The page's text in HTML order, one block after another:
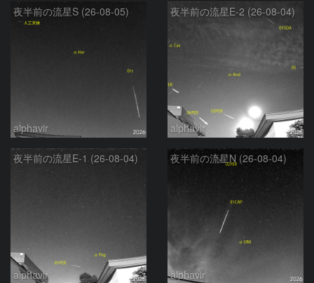
夜半前の流星S (26-08-05)
alphavir
夜半前の流星E-2 (26-08-04)
alphavir
夜半前の流星E-1 (26-08-04)
alphavir
夜半前の流星N (26-08-04)
alphavir